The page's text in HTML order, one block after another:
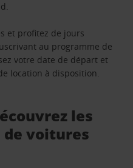
et profitez de jours
au programme de
votre date de départ et
location à disposition.
les
voitures